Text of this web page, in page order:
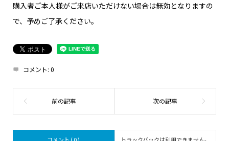
購入者ご本人様がご来店いただけない場合は無効となりますの
で、予めご了承ください。
コメント: 0